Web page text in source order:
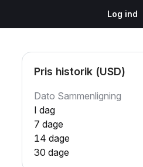
Log ind
Pris historik (USD)
Dato Sammenligning
I dag
7 dage
14 dage
30 dage